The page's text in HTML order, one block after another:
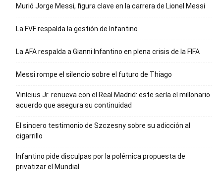
Murió Jorge Messi, figura clave en la carrera de Lionel Messi
La FVF respalda la gestión de Infantino
La AFA respalda a Gianni Infantino en plena crisis de la FIFA
Messi rompe el silencio sobre el futuro de Thiago
Vinícius Jr. renueva con el Real Madrid: este sería el millonario
acuerdo que asegura su continuidad
El sincero testimonio de Szczesny sobre su adicción al
cigarrillo
Infantino pide disculpas por la polémica propuesta de
privatizar el Mundial